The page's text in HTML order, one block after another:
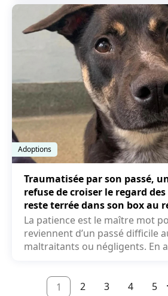
Adoptions
Traumatisée par son passé,
refuse de croiser le regard
reste terrée dans son box au
La patience est le maître mot
reviennent d’un passé difficile
maltraitants ou négligents. En
1 2 3 4 5